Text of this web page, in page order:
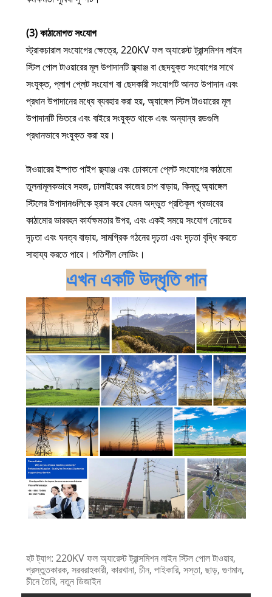
(3) কাঠামোগত সংযোগ
স্ট্রাকচারাল সংযোগের ক্ষেত্রে, 220KV ফল অ্যারেস্ট ট্রান্সমিশন লাইন
স্টিল পোল টাওয়ারের মূল উপাদানটি ফ্ল্যাঞ্জ বা ছেদযুক্ত সংযোগের সাথে
সংযুক্ত, প্লাগ প্লেট সংযোগ বা ছেদকারী সংযোগটি আনত উপাদান এবং
প্রধান উপাদানের মধ্যে ব্যবহার করা হয়, অ্যাঙ্গেল স্টিল টাওয়ারের মূল
উপাদানটি ভিতরে এবং বাইরে সংযুক্ত থাকে এবং অন্যান্য রডগুলি
প্রধানভাবে সংযুক্ত করা হয়।
টাওয়ারের ইস্পাত পাইপ ফ্ল্যাঞ্জ এবং ঢোকানো প্লেট সংযোগের কাঠামো
তুলনামূলকভাবে সহজ, ঢালাইয়ের কাজের চাপ বাড়ায়, কিন্তু অ্যাঙ্গেল
স্টিলের উপাদানগুলিকে হ্রাস করে যেমন অদ্ভুত প্রতিকূল প্রভাবের
কাঠামোর ভারবহন কার্যক্ষমতার উপর, এবং একই সময়ে সংযোগ নোডের
দৃঢ়তা এবং ঘনত্ব বাড়ায়, সামগ্রিক গঠনের দৃঢ়তা এবং দৃঢ়তা বৃদ্ধি করতে
সাহায্য করতে পারে। গতিশীল লোডিং।
এখন একটি উদ্ধৃতি পান
হট ট্যাগ: 220KV ফল অ্যারেস্ট ট্রান্সমিশন লাইন স্টিল পোল টাওয়ার,
প্রস্তুতকারক, সরবরাহকারী, কারখানা, চীন, পাইকারি, সস্তা, ছাড়, গুণমান,
চীনে তৈরি, নতুন ডিজাইন